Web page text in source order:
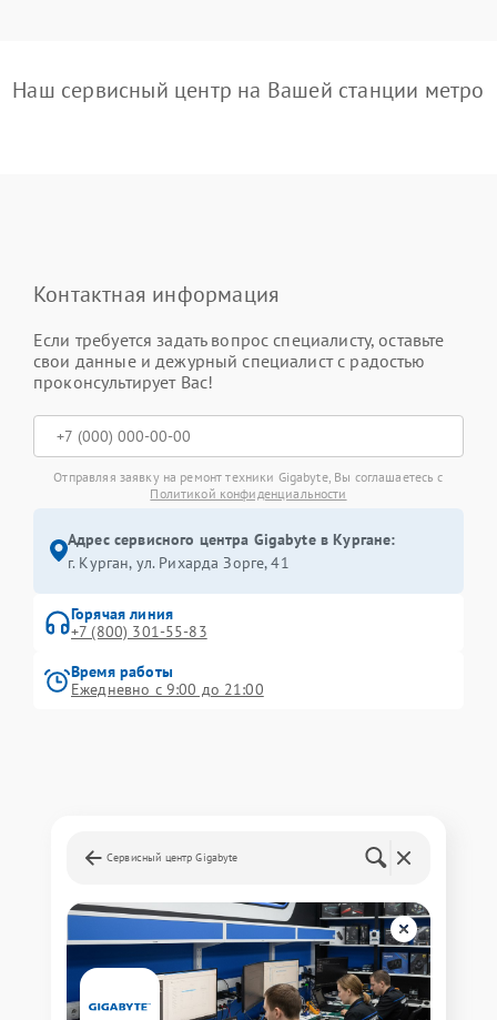
Наш сервисный центр на Вашей станции метро
Контактная информация
Если требуется задать вопрос специалисту, оставьте
свои данные и дежурный специалист с радостью
проконсультирует Вас!
Отправляя заявку на ремонт техники Gigabyte, Вы соглашаетесь с
Политикой конфиденциальности
Адрес сервисного центра Gigabyte в Кургане:
г. Курган, ул. Рихарда Зорге, 41
Горячая линия
+7 (800) 301-55-83
Время работы
Ежедневно с 9:00 до 21:00
Сервисный центр Gigabyte